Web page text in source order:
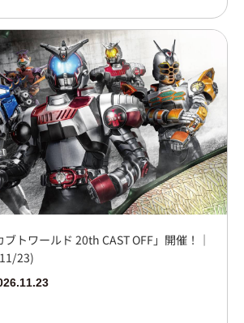
ブトワールド 20th CAST OFF」開催！｜
23)